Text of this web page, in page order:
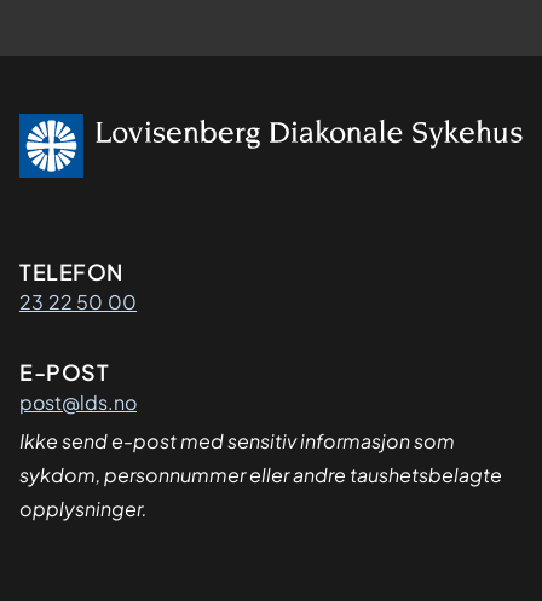
Kontaktinformasjon
TELEFON
23 22 50 00
E-POST
post@lds.no
Ikke send e-post med sensitiv informasjon som
sykdom, personnummer eller andre taushetsbelagte
opplysninger.